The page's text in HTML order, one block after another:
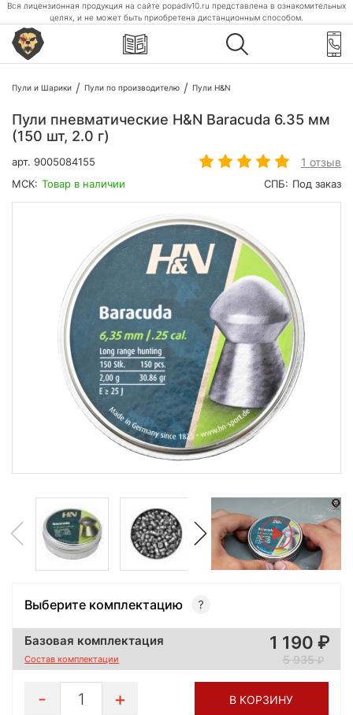
Вся лицензионная продукция на сайте popadiv10.ru представлена в ознакомительных
целях, и не может быть приобретена дистанционным способом.
Пули и Шарики Пули по производителю Пули H&N
Пули пневматические H&N Baracuda 6.35 мм
(150 шт, 2.0 г)
арт. 9005084155 1 отзыв
МСК: Товар в наличии СПБ: Под заказ
Выберите комплектацию
Базовая комплектация
Состав комплектации
1 190
5 935
1 В КОРЗИНУ